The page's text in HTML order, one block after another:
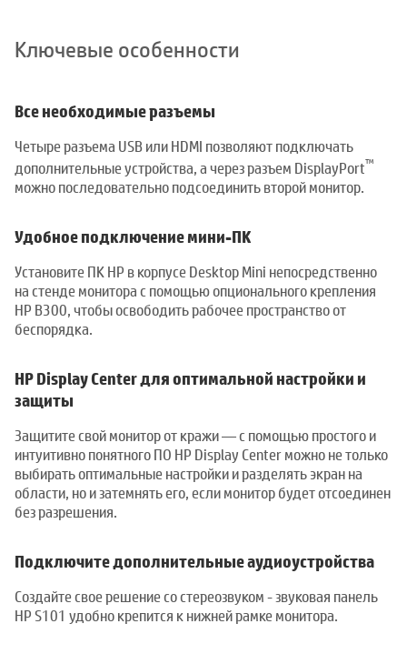
Ключевые особенности
Все необходимые разъемы
Четыре разъема USB или HDMI позволяют подключать
дополнительные устройства, а через разъем DisplayPort™
можно последовательно подсоединить второй монитор.
Удобное подключение мини-ПК
Установите ПК HP в корпусе Desktop Mini непосредственно
на стенде монитора с помощью опционального крепления
HP B300, чтобы освободить рабочее пространство от
беспорядка.
HP Display Center для оптимальной настройки и
защиты
Защитите свой монитор от кражи — с помощью простого и
интуитивно понятного ПО HP Display Center можно не только
выбирать оптимальные настройки и разделять экран на
области, но и затемнять его, если монитор будет отсоединен
без разрешения.
Подключите дополнительные аудиоустройства
Создайте свое решение со стереозвуком - звуковая панель
HP S101 удобно крепится к нижней рамке монитора.